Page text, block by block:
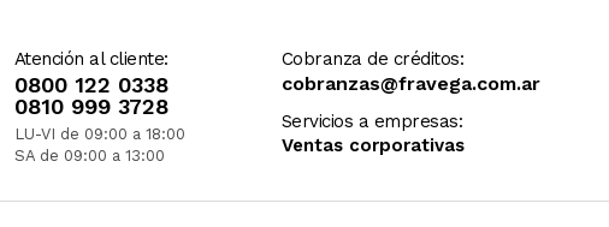
Atención al cliente:
0800 122 0338
0810 999 3728
LU-VI de 09:00 a 18:00
SA de 09:00 a 13:00
Cobranza de créditos:
cobranzas@fravega.com.ar
Servicios a empresas:
Ventas corporativas